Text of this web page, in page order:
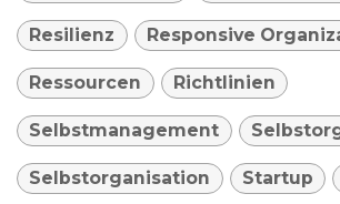
Resilienz Responsive
Ressourcen Richtlinien
Selbstmanagement
Selbstorganisation Startup